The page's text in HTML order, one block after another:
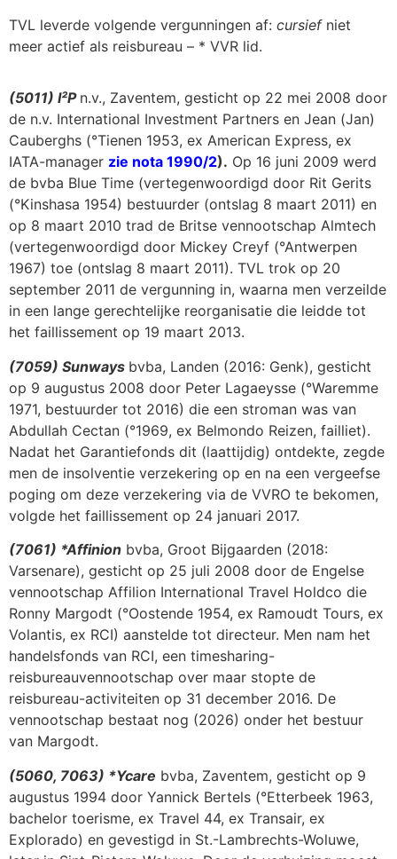
TVL leverde volgende vergunningen af: cursiefniet
meer actief als reisbureau – * VVR lid.
(5011) I²P n.v., Zaventem, gesticht op 22 mei 2008 door
de n.v. International Investment Partners en Jean (Jan)
Cauberghs (°Tienen 1953, ex American Express, ex
IATA-manager zie nota 1990/2). Op 16 juni 2009 werd
de bvba Blue Time (vertegenwoordigd door Rit Gerits
(°Kinshasa 1954) bestuurder (ontslag 8 maart 2011) en
op 8 maart 2010 trad de Britse vennootschap Almtech
(vertegenwoordigd door Mickey Creyf (°Antwerpen
1967) toe (ontslag 8 maart 2011). TVL trok op 20
september 2011 de vergunning in, waarna men verzeilde
in een lange gerechtelijke reorganisatie die leidde tot
het faillissement op 19 maart 2013.
(7059) Sunways bvba, Landen (2016: Genk), gesticht
op 9 augustus 2008 door Peter Lagaeysse (°Waremme
1971, bestuurder tot 2016) die een stroman was van
Abdullah Cectan (°1969, ex Belmondo Reizen, failliet).
Nadat het Garantiefonds dit (laattijdig) ontdekte, zegde
men de insolventie verzekering op en na een vergeefse
poging om deze verzekering via de VVRO te bekomen,
volgde het faillissement op 24 januari 2017.
(7061) *Affinion bvba, Groot Bijgaarden (2018:
Varsenare), gesticht op 25 juli 2008 door de Engelse
vennootschap Affilion International Travel Holdco die
Ronny Margodt (°Oostende 1954, ex Ramoudt Tours, ex
Volantis, ex RCI) aanstelde tot directeur. Men nam het
handelsfonds van RCI, een timesharing-
reisbureauvennootschap over maar stopte de
reisbureau-activiteiten op 31 december 2016. De
vennootschap bestaat nog (2026) onder het bestuur
van Margodt.
(5060, 7063) *Ycare bvba, Zaventem, gesticht op 9
augustus 1994 door Yannick Bertels (°Etterbeek 1963,
bachelor toerisme, ex Travel 44, ex Transair, ex
Explorado) en gevestigd in St.-Lambrechts-Woluwe,